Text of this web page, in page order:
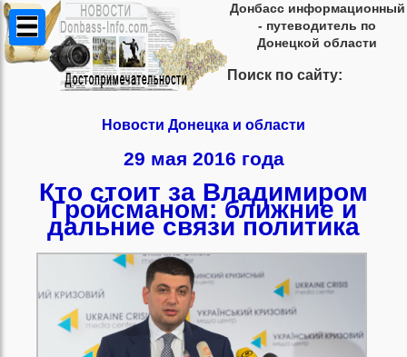
Донбасс информационный
- путеводитель по
Донецкой области
Поиск по сайту:
Новости Донецка и области
29 мая 2016 года
Кто стоит за Владимиром
Гройсманом: ближние и
дальние связи политика